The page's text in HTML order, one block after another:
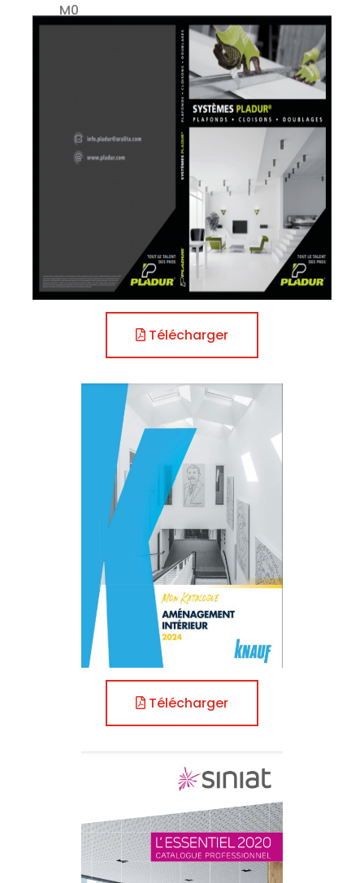
M0
Plaque acoustique : plaque perforée à
cœur standard et parement en carton
Télécharger
Télécharger